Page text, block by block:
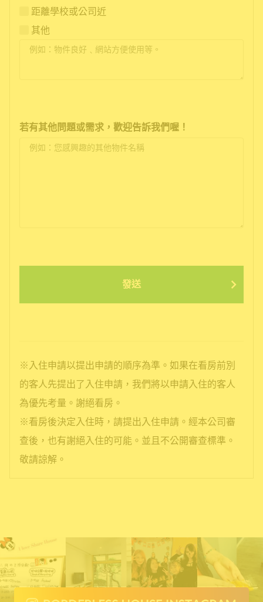
距離學校或公司近
其他
若有其他問題或需求，歡迎告訴我們喔！
發送
※入住申請以提出申請的順序為準。如果在看房前別
的客人先提出了入住申請，我們將以申請入住的客人
為優先考量。謝絕看房。
※看房後決定入住時，請提出入住申請。經本公司審
查後，也有謝絕入住的可能。並且不公開審查標準。
敬請諒解。